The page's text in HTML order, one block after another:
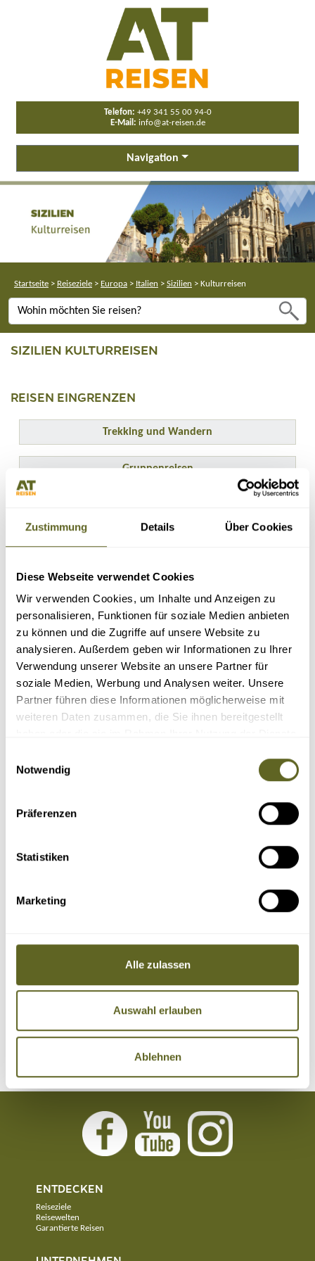
Zustimmung Details Über Cookies
Diese Webseite verwendet Cookies
Wir verwenden Cookies, um Inhalte und Anzeigen zu
personalisieren, Funktionen für soziale Medien anbieten
zu können und die Zugriffe auf unsere Website zu
analysieren. Außerdem geben wir Informationen zu Ihrer
Verwendung unserer Website an unsere Partner für
soziale Medien, Werbung und Analysen weiter. Unsere
Partner führen diese Informationen möglicherweise mit
weiteren Daten zusammen, die Sie ihnen bereitgestellt
Notwendig
Präferenzen
Statistiken
Marketing
Alle zulassen
Auswahl erlauben
Ablehnen
Telefon: +49 341 55 00 94-0
E-Mail: info@at-reisen.de
Navigation
Startseite > Reiseziele > Europa > Italien > Sizilien > Kulturreisen
SIZILIEN KULTURREISEN
REISEN EINGRENZEN
Trekking und Wandern
Gruppenreisen
ERGEBNISSE ANPASSEN
Reisedauer Tage:
Schwierigkeitsgrad:
KULTURREISEN NACH SIZILIEN
ENTDECKEN
Reiseziele
Reisewelten
Garantierte Reisen